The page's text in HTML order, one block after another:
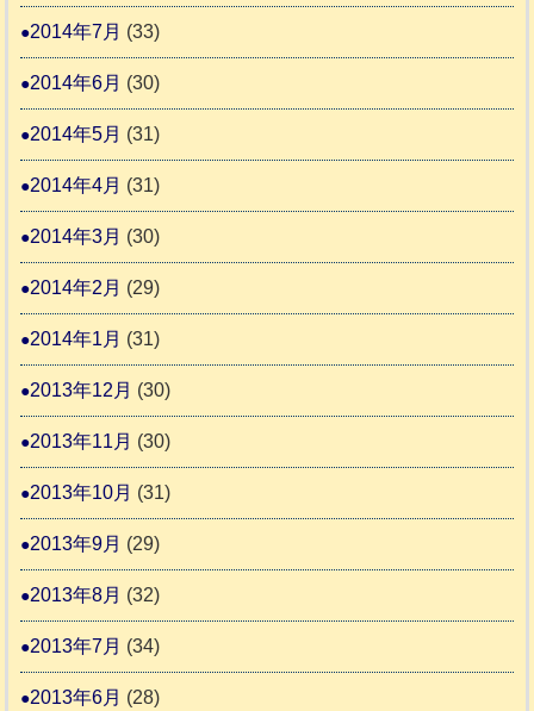
2014年7月 (33)
2014年6月 (30)
2014年5月 (31)
2014年4月 (31)
2014年3月 (30)
2014年2月 (29)
2014年1月 (31)
2013年12月 (30)
2013年11月 (30)
2013年10月 (31)
2013年9月 (29)
2013年8月 (32)
2013年7月 (34)
2013年6月 (28)